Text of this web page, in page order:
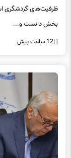
ظرفیت‌های گردشگری
بخش دانست و...
12 ساعت پیش